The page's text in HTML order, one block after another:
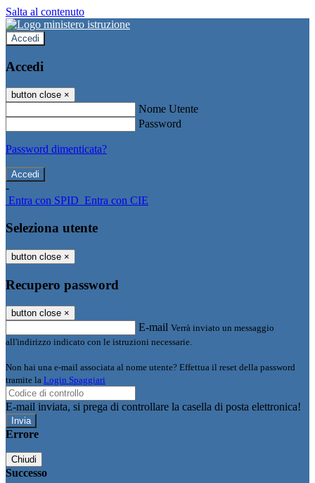
Salta al contenuto
Accedi
Accedi
button close ×
Nome Utente
Password
Password dimenticata?
-
Entra con SPID Entra con CIE
Seleziona utente
button close ×
Recupero password
button close ×
E-mail Verrà inviato un messaggio
all'indirizzo indicato con le istruzioni necessarie.
Non hai una e-mail associata al nome utente? Effettua il reset della password
tramite la Login Spaggiari
E-mail inviata, si prega di controllare la casella di posta elettronica!
Errore
Chiudi
Successo